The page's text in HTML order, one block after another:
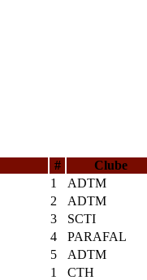
# Clube
1 ADTM
2 ADTM
3 SCTI
4 PARAFAL
5 ADTM
1 CTH